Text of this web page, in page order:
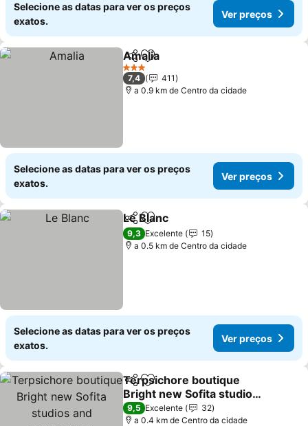
Selecione as datas para ver os preços
exatos.
Ver preços
PartilharAdicionar aos favoritos
Amalia
3 Estrelas
7,4
411
a 0.9 km de Centro da cidade
Selecione as datas para ver os preços
exatos.
Ver preços
PartilharAdicionar aos favoritos
Le Blanc
9,3 Excelente
15
a 0.5 km de Centro da cidade
Selecione as datas para ver os preços
exatos.
Ver preços
PartilharAdicionar aos favoritos
Terpsichore boutique
Bright new Sofita studios
and appartment
Ver preços
9,5 Excelente
32
a 0.4 km de Centro da cidade